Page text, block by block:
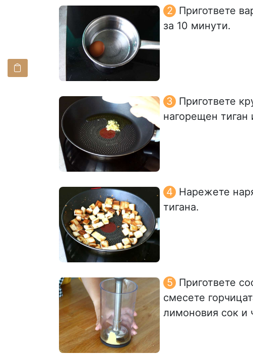
Пригответе
за 10 минути.
Пригответе
нагорещен тиган
Нарежете
тигана.
Пригответе
смесете
лимоновия сок и